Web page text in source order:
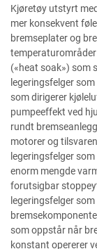
Kjøretøy utstyrt
mer konsekvent
bremseplater og
(«heat soak») som
legeringsfelger
som dirigerer
pumpeeffekt ved
rundt
motorer og
legeringsfelger
enorm mengde
forutsigbar
legeringsfelger
som oppstår når
konstant opererer